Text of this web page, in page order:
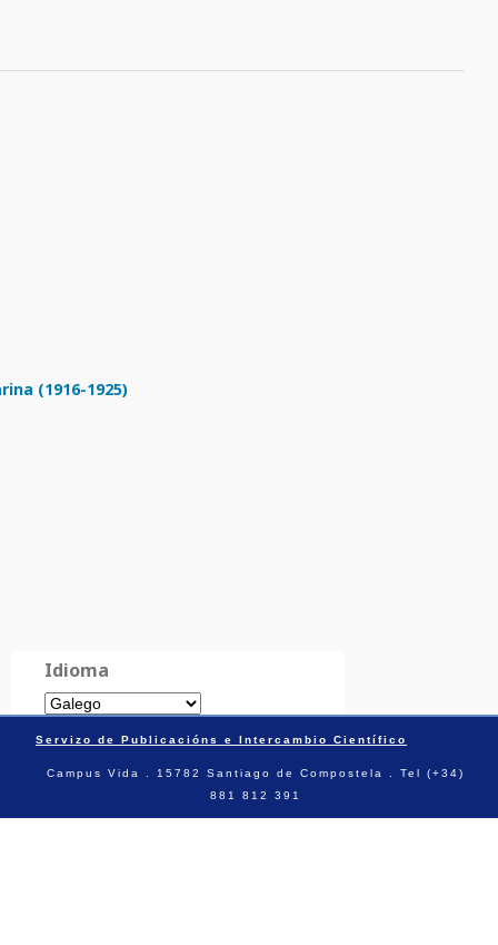
(1916-1925)
Idioma
Servizo de Publicacións e Intercambio Científico
Campus Vida . 15782 Santiago de Compostela . Tel (+34)
881 812 391